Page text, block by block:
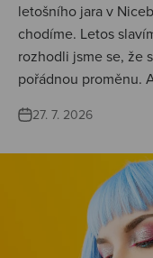
letošního jara v
chodíme. Letos
rozhodli jsme se, že
pořádnou proměnu.
27. 7. 2026